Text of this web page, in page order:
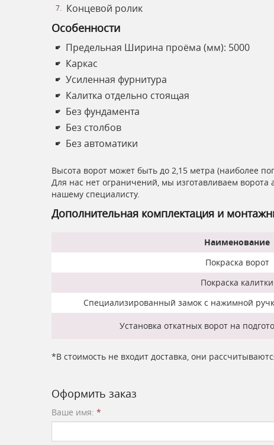
Концевой ролик
Особенности
Предельная Ширина проёма (мм): 5000
Каркас
Усиленная фурнитура
Калитка отдельно стоящая
Без фундамента
Без столбов
Без автоматики
Высота ворот может быть до 2,15 метра (наиболее
Для нас нет ограничений, мы изготавливаем
нашему специалисту.
Дополнительная комплектация и
Наименование
Покраска ворот
Покраска калитки
Специализированный замок с нажимной
Установка откатных ворот на
*В стоимость не входит доставка, они
Оформить заказ
Ваше имя: *